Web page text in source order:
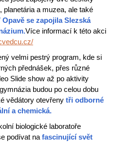
a muzea, ale také
Opavě se zapojila Slezská
Více informací k této akci
velmi pestrý program, kde si
přednášek, přes různé
Slide show až po aktivity
budou po celou dobu
vědátory otevřeny tři odborné
a chemická.
biologické laboratoře
podívat na fascinující svět